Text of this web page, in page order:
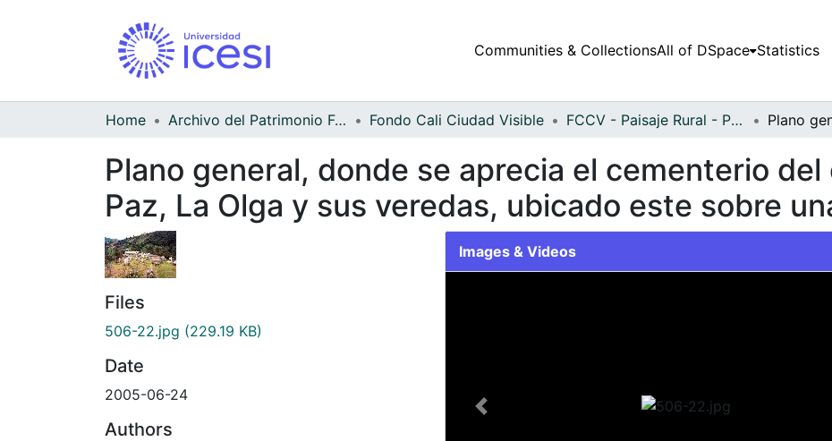
Communities & CollectionsAll of DSpace Statistics
Home Archivo del Patrimonio Fotográfico y Fílmico del Valle del Cauca Fondo Cali Ciudad Visible FCCV - Paisaje Rural - Patrimonial
Plano general, donde se aprecia el cementerio
Paz, La Olga y sus veredas, ubicado este sobre
Files
506-22.jpg (229.19 KB)
Date
2005-06-24
Authors
Images & Videos
Previous